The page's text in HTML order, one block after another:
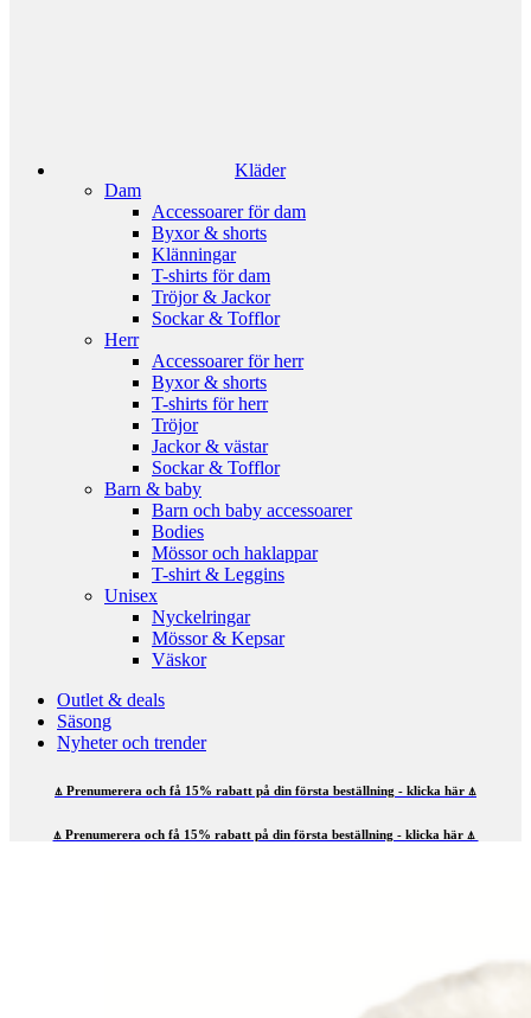
Kläder
Dam
Accessoarer för dam
Byxor & shorts
Klänningar
T-shirts för dam
Tröjor & Jackor
Sockar & Tofflor
Herr
Accessoarer för herr
Byxor & shorts
T-shirts för herr
Tröjor
Jackor & västar
Sockar & Tofflor
Barn & baby
Barn och baby accessoarer
Bodies
Mössor och haklappar
T-shirt & Leggins
Unisex
Nyckelringar
Mössor & Kepsar
Väskor
Outlet & deals
Säsong
Nyheter och trender
⍋ Prenumerera och få 15% rabatt på din första beställning - klicka här ⍋
⍋ Prenumerera och få 15% rabatt på din första beställning - klicka här ⍋